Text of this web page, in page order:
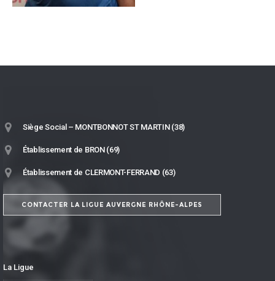
Siège Social – MONTBONNOT ST MARTIN (38)
Établissement de BRON (69)
Établissement de CLERMONT-FERRAND (63)
CONTACTER LA LIGUE AUVERGNE RHÔNE-ALPES
La Ligue